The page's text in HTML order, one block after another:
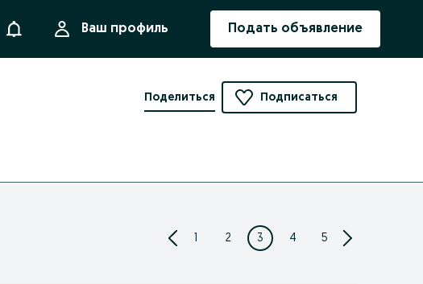
УведомленияВаш профиль Подать объявление
Подписаться
Поделиться
1 2 3 4 5